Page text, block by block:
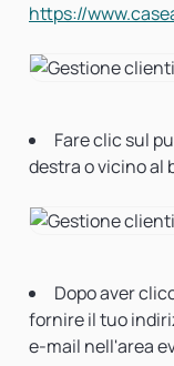
https://
Fare clic sul
destra o vicino al
Dopo aver
fornire il tuo
e-mail nell'area